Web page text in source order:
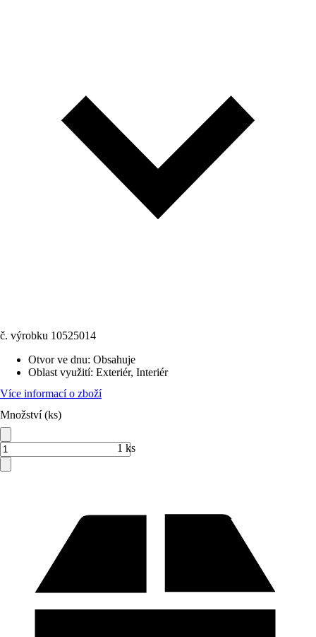
č. výrobku 10525014
Otvor ve dnu: Obsahuje
Oblast využití: Exteriér, Interiér
Více informací o zboží
Množství (ks)
1 ks